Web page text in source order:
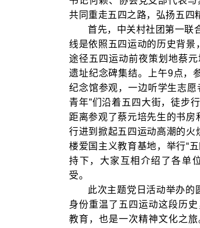
共同重走五四之路，弘扬五四
首先，中关村社团第一联
线是依照五四运动的历史背景
途径五四运动前夜策划地蔡
遗址纪念碑集结。上午9点，
纪念馆参观，一边听学生志
青年”们沿着五四大街，徒步
距离参观了蔡元培先生的书房
行进到掀起五四运动高潮的火
楼爱国主义教育基地，举行“
持下，大家互相介绍了各单
受。
此次主题党日活动举办的
身份重温了五四运动这段历
教育，也是一次精神文化之